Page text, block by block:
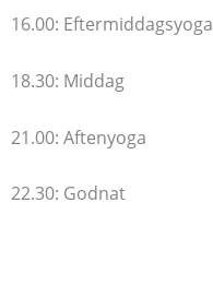
16.00: Eftermiddagsyoga
18.30: Middag
21.00: Aftenyoga
22.30: Godnat